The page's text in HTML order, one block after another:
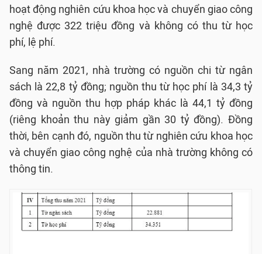
hoạt động nghiên cứu khoa học và chuyển giao công
nghệ được 322 triệu đồng và không có thu từ học
phí, lệ phí.
Sang năm 2021, nhà trường có nguồn chi từ ngân
sách là 22,8 tỷ đồng; nguồn thu từ học phí là 34,3 tỷ
đồng và nguồn thu hợp pháp khác là 44,1 tỷ đồng
(riêng khoản thu này giảm gần 30 tỷ đồng). Đồng
thời, bên cạnh đó, nguồn thu từ nghiên cứu khoa học
và chuyển giao công nghệ của nhà trường không có
thông tin.